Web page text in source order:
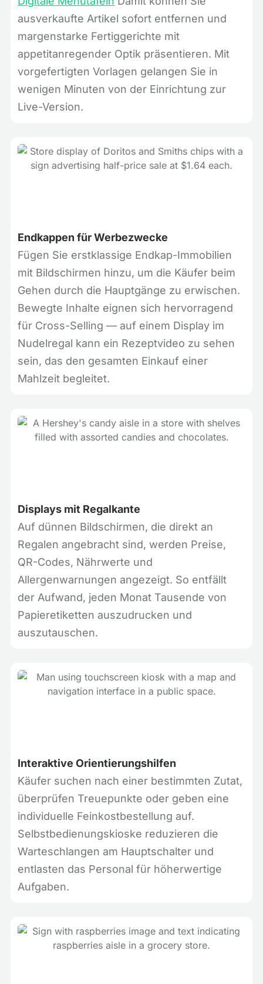
ausverkaufte Artikel sofort entfernen und
margenstarke Fertiggerichte mit
appetitanregender Optik präsentieren. Mit
vorgefertigten Vorlagen gelangen Sie in
wenigen Minuten von der Einrichtung zur
Live-Version.
Endkappen für Werbezwecke
Fügen Sie erstklassige Endkap-Immobilien
mit Bildschirmen hinzu, um die Käufer beim
Gehen durch die Hauptgänge zu erwischen.
Bewegte Inhalte eignen sich hervorragend
für Cross-Selling — auf einem Display im
Nudelregal kann ein Rezeptvideo zu sehen
sein, das den gesamten Einkauf einer
Mahlzeit begleitet.
Displays mit Regalkante
Auf dünnen Bildschirmen, die direkt an
Regalen angebracht sind, werden Preise,
QR-Codes, Nährwerte und
Allergenwarnungen angezeigt. So entfällt
der Aufwand, jeden Monat Tausende von
Papieretiketten auszudrucken und
auszutauschen.
Interaktive Orientierungshilfen
Käufer suchen nach einer bestimmten Zutat,
überprüfen Treuepunkte oder geben eine
individuelle Feinkostbestellung auf.
Selbstbedienungskioske reduzieren die
Warteschlangen am Hauptschalter und
entlasten das Personal für höherwertige
Aufgaben.